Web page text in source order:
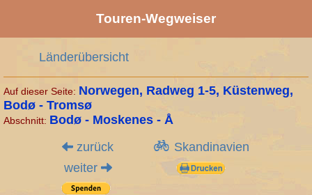
Touren-Wegweiser
Länderübersicht
Auf dieser Seite: Norwegen, Radweg 1-5, Küstenweg,
Bodø - Tromsø
Abschnitt: Bodø - Moskenes - Å
zurück
Skandinavien
weiter